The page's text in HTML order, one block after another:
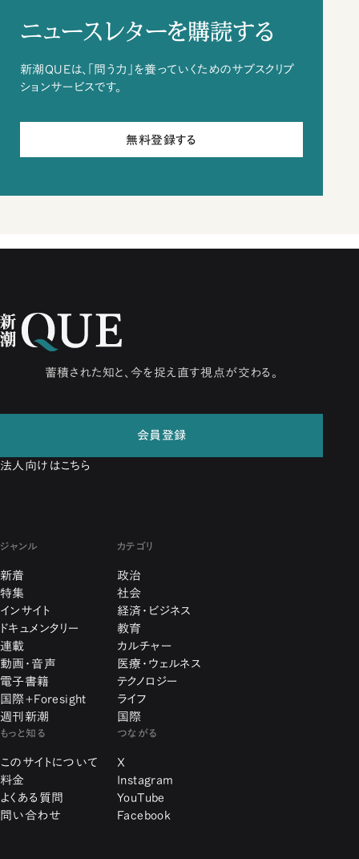
ニュースレターを購読する
新潮QUEは、「問う力」を養っていくためのサブスクリプ
ションサービスです。
無料登録する
蓄積された知と、今を捉え直す視点が交わる。
会員登録
法人向けはこちら
ジャンル
新着
特集
インサイト
ドキュメンタリー
連載
動画・音声
電子書籍
国際+Foresight
週刊新潮
カテゴリ
政治
社会
経済・ビジネス
教育
カルチャー
医療・ウェルネス
テクノロジー
ライフ
国際
もっと知る
このサイトについて
料金
よくある質問
問い合わせ
つながる
X
Instagram
YouTube
Facebook